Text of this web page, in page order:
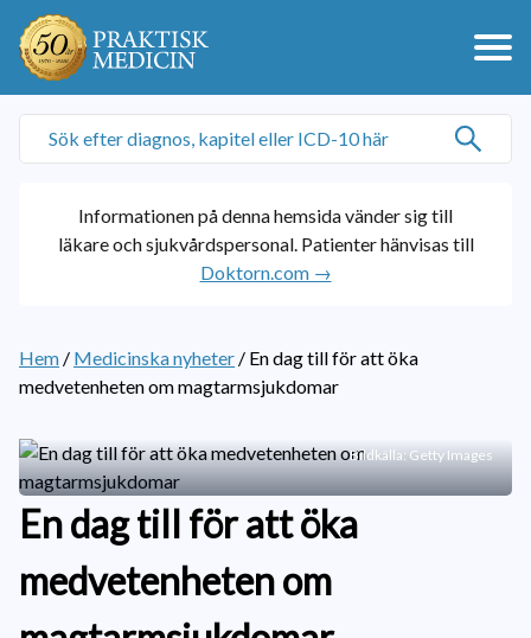
Informationen på denna hemsida vänder sig till
läkare och sjukvårdspersonal. Patienter hänvisas till
Doktorn.com →
Hem / Medicinska nyheter / En dag till för att öka
medvetenheten om magtarmsjukdomar
En dag till för att öka
medvetenheten om
Bildkälla: Getty Images